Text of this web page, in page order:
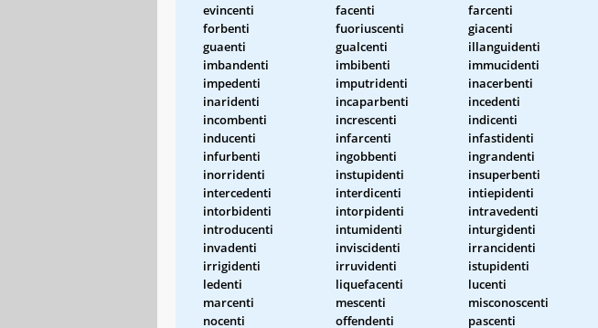
evincenti
facenti farcenti
forbenti
fuoriuscenti giacenti
guaenti
gualcenti illanguidenti
imbandenti
imbibenti immucidenti
impedenti
imputridenti inacerbenti
inaridenti
incaparbenti incedenti
incombenti
increscenti indicenti
inducenti
infarcenti infastidenti
infurbenti
ingobbenti ingrandenti
inorridenti
instupidenti insuperbenti
intercedenti
interdicenti intiepidenti
intorbidenti
intorpidenti intravedenti
introducenti
intumidenti inturgidenti
invadenti
inviscidenti irrancidenti
irrigidenti
irruvidenti istupidenti
ledenti
liquefacenti lucenti
marcenti
mescenti misconoscenti
nocenti
offendenti pascenti